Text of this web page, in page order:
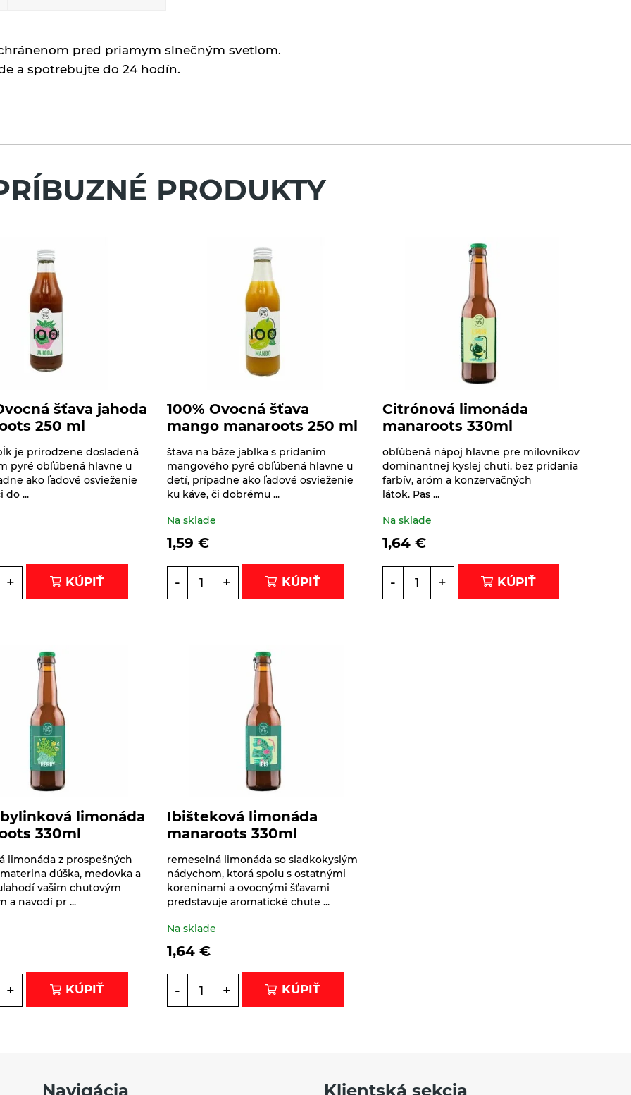
pred priamym slnečným svetlom.
do 24 hodín.
PRODUKTY
šťava jahoda
250 ml
je prirodzene dosladená
pyré obľúbená hlavne u
ako ľadové osvieženie
do ...
+ KÚPIŤ
100% Ovocná šťava
mango manaroots 250 ml
šťava na báze jablka s pridaním
mangového pyré obľúbená hlavne u
detí, prípadne ako ľadové osvieženie
ku káve, či dobrému ...
Na sklade
1,59 €
- + KÚPIŤ
Citrónová limonáda
manaroots 330ml
obľúbená nápoj hlavne pre milovníkov
dominantnej kyslej chuti. bez pridania
farbív, aróm a konzervačných
látok. Pas ...
Na sklade
1,64 €
- + KÚPIŤ
limonáda
330ml
limonáda z prospešných
dúška, medovka a
vašim chuťovým
a navodí pr ...
+ KÚPIŤ
Ibišteková limonáda
manaroots 330ml
remeselná limonáda so sladkokyslým
nádychom, ktorá spolu s ostatnými
koreninami a ovocnými šťavami
predstavuje aromatické chute ...
Na sklade
1,64 €
- + KÚPIŤ
Navigácia Klientská sekcia